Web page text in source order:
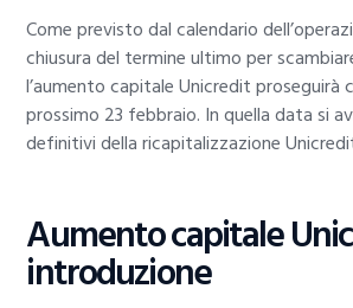
Come previsto dal calendario
chiusura del termine ultimo per
l’aumento capitale Unicredit proseguirà
prossimo 23 febbraio. In quella data si
definitivi della ricapitalizzazione
Aumento capitale
introduzione